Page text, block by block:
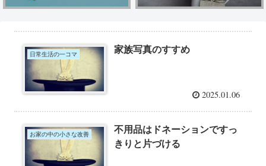
日常生活の一コマ 家族写真のすすめ
2025.01.06
お家の中の小さな改善
不用品はドネーションですっ
きりと片づける